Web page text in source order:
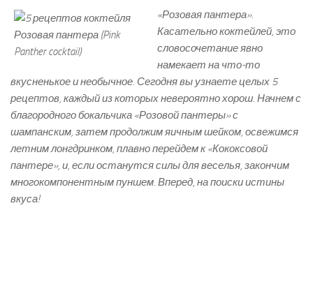
«Розовая пантера».
Касательно коктейлей, это
словосочетание явно
намекает на что-то
вкусненькое и необычное. Сегодня вы узнаете целых 5
рецептов, каждый из которых невероятно хорош. Начнем с
благородного бокальчика «Розовой пантеры» с
шампанским, затем продолжим яичным шейком, освежимся
летним лонгдринком, плавно перейдем к «Кококсовой
пантере», и, если останутся силы для веселья, закончим
многокомпонентным пуншем. Вперед, на поиски истины
вкуса!